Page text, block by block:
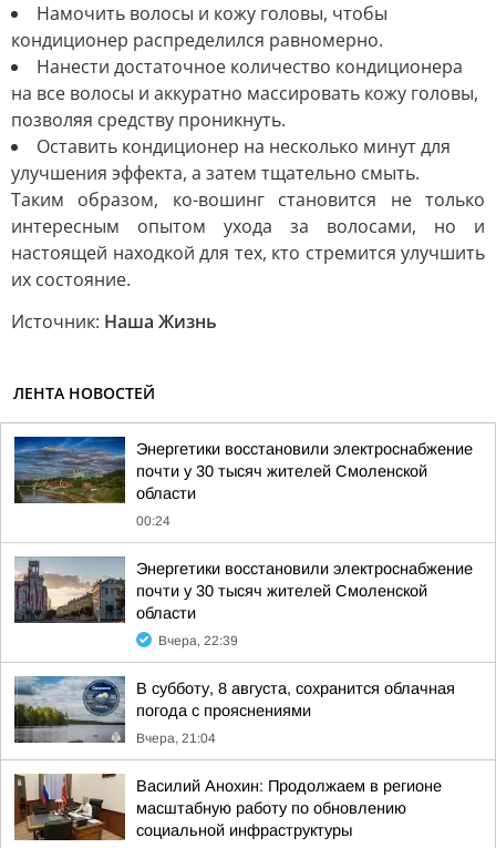
Намочить волосы и кожу головы, чтобы
кондиционер распределился равномерно.
Нанести достаточное количество кондиционера
на все волосы и аккуратно массировать кожу головы,
позволяя средству проникнуть.
Оставить кондиционер на несколько минут для
улучшения эффекта, а затем тщательно смыть.
Таким образом, ко-вошинг становится не только
интересным опытом ухода за волосами, но и
настоящей находкой для тех, кто стремится улучшить
их состояние.
Источник: Наша Жизнь
ЛЕНТА НОВОСТЕЙ
Энергетики восстановили электроснабжение
почти у 30 тысяч жителей Смоленской
области
00:24
Энергетики восстановили электроснабжение
почти у 30 тысяч жителей Смоленской
области
Вчера, 22:39
В субботу, 8 августа, сохранится облачная
погода с прояснениями
Вчера, 21:04
Василий Анохин: Продолжаем в регионе
масштабную работу по обновлению
социальной инфраструктуры